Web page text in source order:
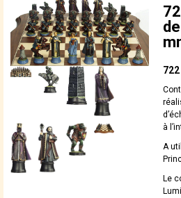
Actualités
Téléchargements
Techniques,
trucs et
astuces
722
à
A
Le